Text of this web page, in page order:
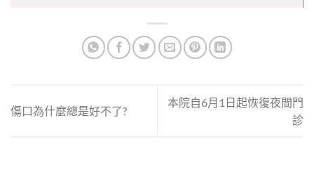
傷口為什麼總是好不了?
本院自6月1日起恢復夜間門
診